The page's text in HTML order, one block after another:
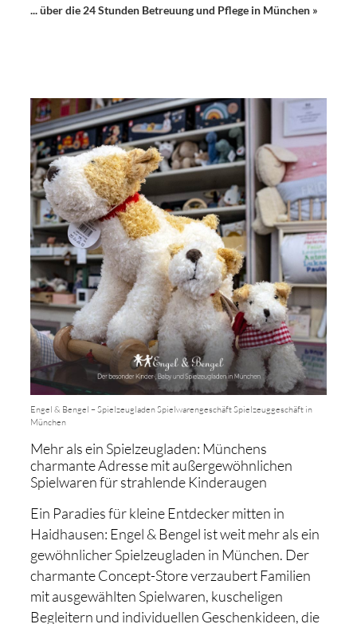
... über die 24 Stunden Betreuung und Pflege in München »
Engel & Bengel – Spielzeugladen Spielwarengeschäft Spielzeuggeschäft in
München
Mehr als ein Spielzeugladen: Münchens
charmante Adresse mit außergewöhnlichen
Spielwaren für strahlende Kinderaugen
Ein Paradies für kleine Entdecker mitten in
Haidhausen: Engel & Bengel ist weit mehr als ein
gewöhnlicher Spielzeugladen in München. Der
charmante Concept-Store verzaubert Familien
mit ausgewählten Spielwaren, kuscheligen
Begleitern und individuellen Geschenkideen, die